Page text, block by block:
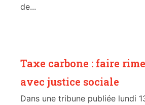
de...
Taxe carbone : faire
avec justice sociale
Dans une tribune publiée lundi